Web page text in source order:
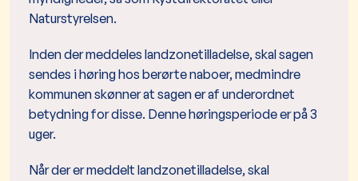
Naturstyrelsen.
Inden der meddeles landzonetilladelse, skal sagen
sendes i høring hos berørte naboer, medmindre
kommunen skønner at sagen er af underordnet
betydning for disse. Denne høringsperiode er på 3
uger.
Når der er meddelt landzonetilladelse, skal